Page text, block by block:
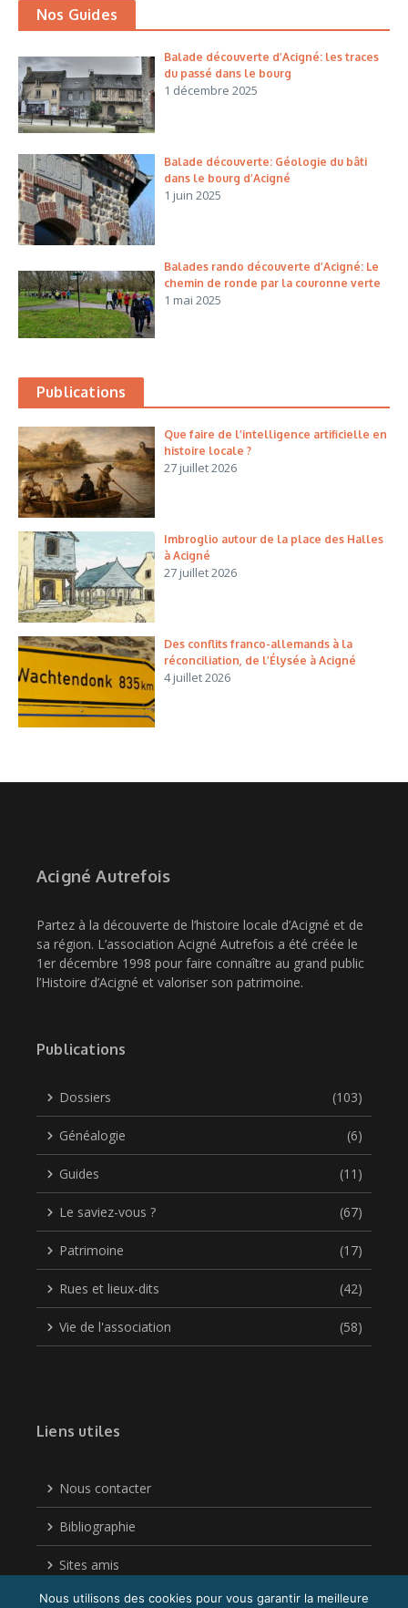
Nos Guides
Balade découverte d’Acigné: les traces
du passé dans le bourg
1 décembre 2025
Balade découverte: Géologie du bâti
dans le bourg d’Acigné
1 juin 2025
Balades rando découverte d’Acigné: Le
chemin de ronde par la couronne verte
1 mai 2025
Publications
Que faire de l’intelligence artificielle en
histoire locale ?
27 juillet 2026
Imbroglio autour de la place des Halles
à Acigné
27 juillet 2026
Des conflits franco-allemands à la
réconciliation, de l’Élysée à Acigné
4 juillet 2026
Acigné Autrefois
Partez à la découverte de l’histoire locale d’Acigné et de
sa région. L’association Acigné Autrefois a été créée le
1er décembre 1998 pour faire connaître au grand public
l’Histoire d’Acigné et valoriser son patrimoine.
Publications
Dossiers (103)
Généalogie (6)
Guides (11)
Le saviez-vous ? (67)
Patrimoine (17)
Rues et lieux-dits (42)
Vie de l'association (58)
Liens utiles
Nous contacter
Bibliographie
Sites amis
Politique de confidentialité
Nous utilisons des cookies pour vous garantir la meilleure